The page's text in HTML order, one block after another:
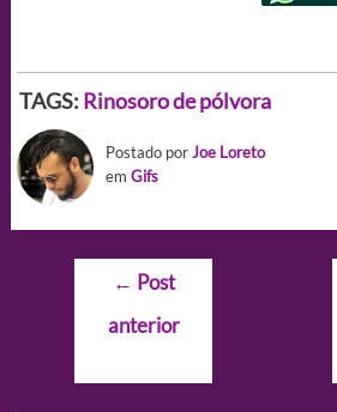
TAGS: Rinosoro de pólvora
Postado porJoe Loreto
em Gifs
Navegação
Post
← Post
anterior